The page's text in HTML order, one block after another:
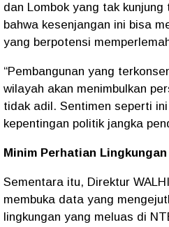
dan Lombok yang tak
bahwa kesenjangan ini bisa
yang berpotensi
“Pembangunan yang
wilayah akan menimbulkan
tidak adil. Sentimen seperti
kepentingan politik jangka
Minim Perhatian Lingkungan
Sementara itu, Direktur
membuka data yang
lingkungan yang meluas di